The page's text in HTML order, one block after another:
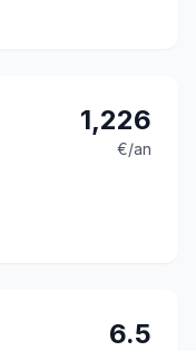
1,226
€/an
6.5